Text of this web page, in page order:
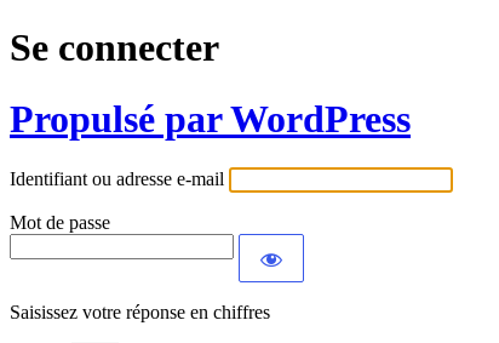
Se connecter
Propulsé par WordPress
Identifiant ou adresse e-mail
Mot de passe
Saisissez votre réponse en chiffres